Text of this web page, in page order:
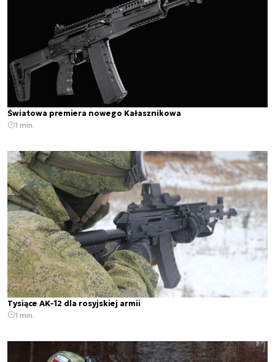
Światowa premiera nowego Kałasznikowa
1 min.
Tysiące AK-12 dla rosyjskiej armii
1 min.